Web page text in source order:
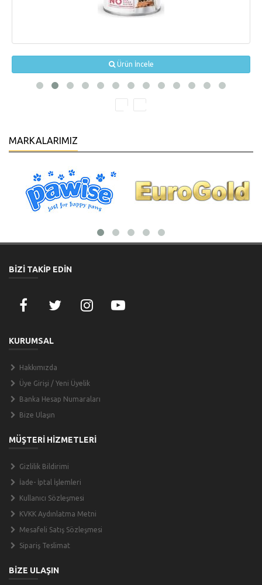
Ürün İncele
MARKALARIMIZ
BİZİ TAKİP EDİN
KURUMSAL
Hakkımızda
Üye Girişi / Yeni Üyelik
Banka Hesap Numaraları
Bize Ulaşın
MÜŞTERİ HİZMETLERİ
Gizlilik Bildirimi
İade- İptal İşlemleri
Kullanıcı Sözleşmesi
KVKK Aydınlatma Metni
Mesafeli Satış Sözleşmesi
Sipariş Teslimat
BİZE ULAŞIN